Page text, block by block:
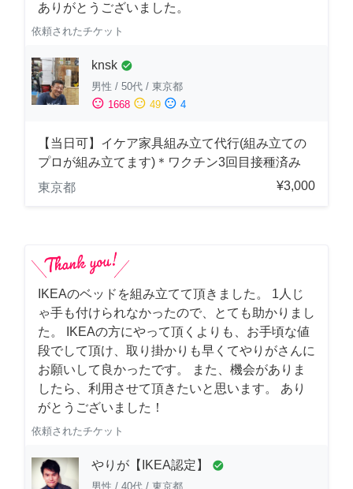
ありがとうございました。
依頼されたチケット
knsk check_circle
男性 / 50代 / 東京都
sentiment_satisfied 1668 sentiment_neutral 49 sentiment_dissatisfied 4
【当日可】イケア家具組み立て代行(組み立ての
プロが組み立てます)＊ワクチン3回目接種済み
東京都
¥3,000
IKEAのベッドを組み立てて頂きました。 1人じ
ゃ手も付けられなかったので、とても助かりまし
た。 IKEAの方にやって頂くよりも、お手頃な値
段でして頂け、取り掛かりも早くてやりがさんに
お願いして良かったです。 また、機会がありま
したら、利用させて頂きたいと思います。 あり
がとうございました！
依頼されたチケット
やりが【IKEA認定】 check_circle
男性 / 40代 / 東京都